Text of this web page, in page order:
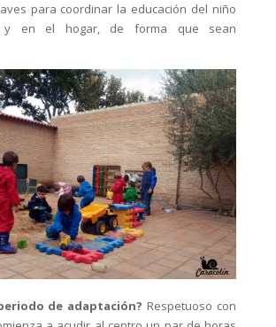
para coordinar la educación del niño
y en el hogar, de forma que sean
de adaptación? Respetuoso con